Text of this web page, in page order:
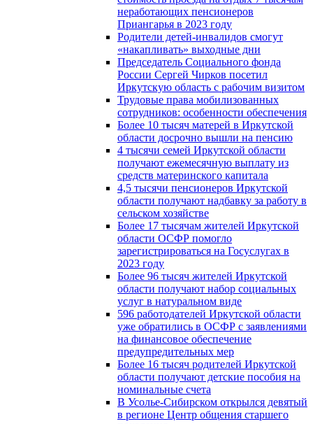
неработающих пенсионеров
Приангарья в 2023 году
Родители детей-инвалидов смогут
«накапливать» выходные дни
Председатель Социального фонда
России Сергей Чирков посетил
Иркутскую область с рабочим визитом
Трудовые права мобилизованных
сотрудников: особенности обеспечения
Более 10 тысяч матерей в Иркутской
области досрочно вышли на пенсию
4 тысячи семей Иркутской области
получают ежемесячную выплату из
средств материнского капитала
4,5 тысячи пенсионеров Иркутской
области получают надбавку за работу в
сельском хозяйстве
Более 17 тысячам жителей Иркутской
области ОСФР помогло
зарегистрироваться на Госуслугах в
2023 году
Более 96 тысяч жителей Иркутской
области получают набор социальных
услуг в натуральном виде
596 работодателей Иркутской области
уже обратились в ОСФР с заявлениями
на финансовое обеспечение
предупредительных мер
Более 16 тысяч родителей Иркутской
области получают детские пособия на
номинальные счета
В Усолье-Сибирском открылся девятый
в регионе Центр общения старшего